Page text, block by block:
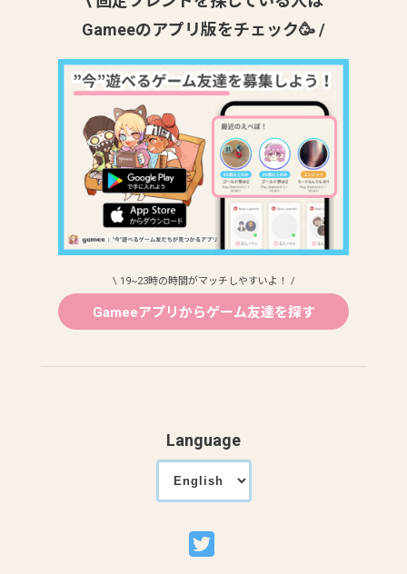
Gameeのアプリ版をチェック🥳 /
\ 19~23時の時間がマッチしやすいよ！ /
Gameeアプリからゲーム友達を探す
Language